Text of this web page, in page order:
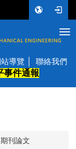
工程學系
導覽
聯絡我們
事件通報
期刊論文